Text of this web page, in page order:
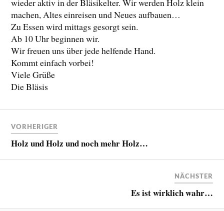
wieder aktiv in der Bläsikelter. Wir werden Holz klein
machen, Altes einreisen und Neues aufbauen…
Zu Essen wird mittags gesorgt sein.
Ab 10 Uhr beginnen wir.
Wir freuen uns über jede helfende Hand.
Kommt einfach vorbei!
Viele Grüße
Die Bläsis
VORHERIGER
Holz und Holz und noch mehr Holz…
NÄCHSTER
Es ist wirklich wahr…